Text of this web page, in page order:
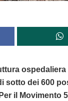
dei 600
il Movimento 5